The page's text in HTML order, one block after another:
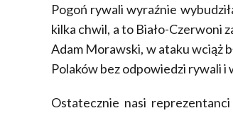
Pogoń rywali wyraźnie
kilka chwil, a to Biało-Czerwoni
Adam Morawski, w ataku wciąż
Polaków bez odpowiedzi rywali
Ostatecznie nasi